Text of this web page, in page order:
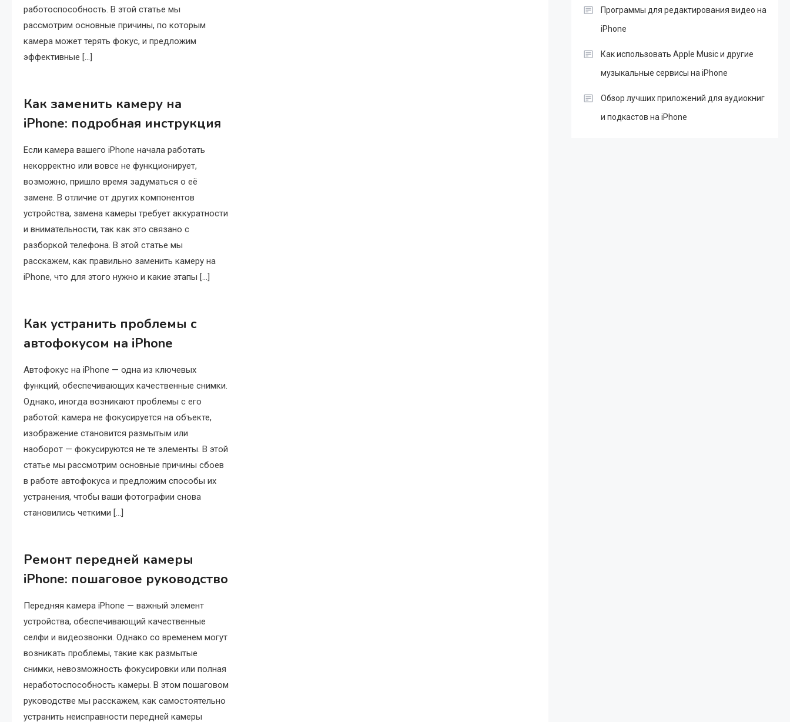
работоспособность. В этой статье мы
рассмотрим основные причины, по которым
камера может терять фокус, и предложим
эффективные […]
Как заменить камеру на
iPhone: подробная инструкция
Если камера вашего iPhone начала работать
некорректно или вовсе не функционирует,
возможно, пришло время задуматься о её
замене. В отличие от других компонентов
устройства, замена камеры требует аккуратности
и внимательности, так как это связано с
разборкой телефона. В этой статье мы
расскажем, как правильно заменить камеру на
iPhone, что для этого нужно и какие этапы […]
Как устранить проблемы с
автофокусом на iPhone
Автофокус на iPhone — одна из ключевых
функций, обеспечивающих качественные снимки.
Однако, иногда возникают проблемы с его
работой: камера не фокусируется на объекте,
изображение становится размытым или
наоборот — фокусируются не те элементы. В этой
статье мы рассмотрим основные причины сбоев
в работе автофокуса и предложим способы их
устранения, чтобы ваши фотографии снова
становились четкими […]
Ремонт передней камеры
iPhone: пошаговое руководство
Передняя камера iPhone — важный элемент
устройства, обеспечивающий качественные
селфи и видеозвонки. Однако со временем могут
возникать проблемы, такие как размытые
снимки, невозможность фокусировки или полная
неработоспособность камеры. В этом пошаговом
руководстве мы расскажем, как самостоятельно
устранить неисправности передней камеры
Программы для редактирования видео на
iPhone
Как использовать Apple Music и другие
музыкальные сервисы на iPhone
Обзор лучших приложений для аудиокниг
и подкастов на iPhone